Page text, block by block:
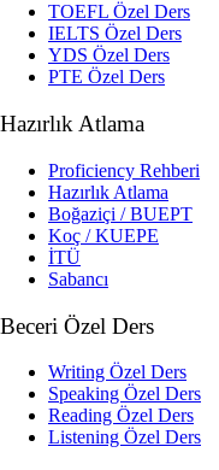
TOEFL Özel Ders
IELTS Özel Ders
YDS Özel Ders
PTE Özel Ders
Hazırlık Atlama
Proficiency Rehberi
Hazırlık Atlama
Boğaziçi / BUEPT
Koç / KUEPE
İTÜ
Sabancı
Beceri Özel Ders
Writing Özel Ders
Speaking Özel Ders
Reading Özel Ders
Listening Özel Ders